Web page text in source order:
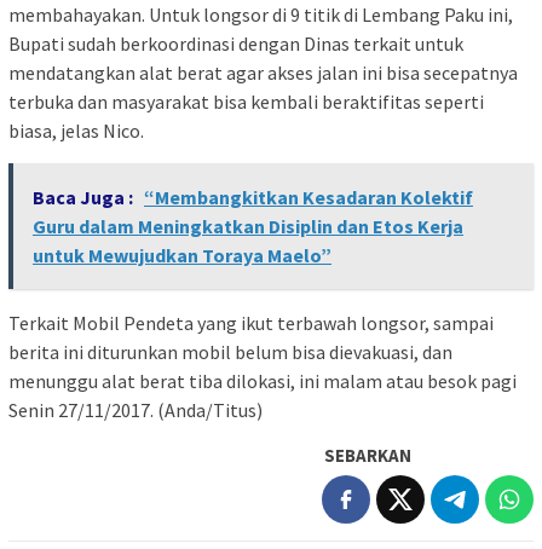
membahayakan. Untuk longsor di 9 titik di Lembang Paku ini,
Bupati sudah berkoordinasi dengan Dinas terkait untuk
mendatangkan alat berat agar akses jalan ini bisa secepatnya
terbuka dan masyarakat bisa kembali beraktifitas seperti
biasa, jelas Nico.
Baca Juga : “Membangkitkan Kesadaran Kolektif
Guru dalam Meningkatkan Disiplin dan Etos Kerja
untuk Mewujudkan Toraya Maelo”
Terkait Mobil Pendeta yang ikut terbawah longsor, sampai
berita ini diturunkan mobil belum bisa dievakuasi, dan
menunggu alat berat tiba dilokasi, ini malam atau besok pagi
Senin 27/11/2017. (Anda/Titus)
SEBARKAN